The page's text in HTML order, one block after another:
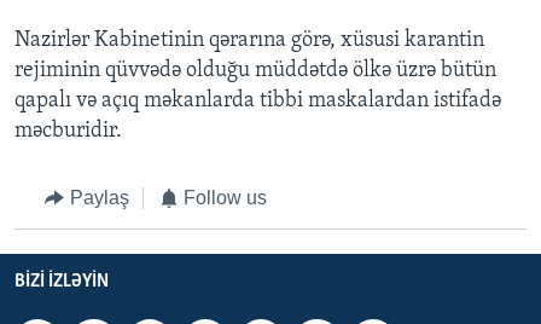
Nazirlər Kabinetinin qərarına görə, xüsusi karantin
rejiminin qüvvədə olduğu müddətdə ölkə üzrə bütün
qapalı və açıq məkanlarda tibbi maskalardan istifadə
məcburidir.
Paylaş Follow us
BIZI IZLƏYIN